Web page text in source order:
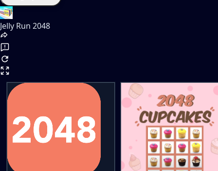
Jelly Run 2048